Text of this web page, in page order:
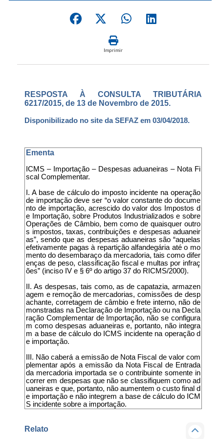
Imprimir
RESPOSTA À CONSULTA TRIBUTÁRIA
6217/2015, de 13 de Novembro de 2015.
Disponibilizado no site da SEFAZ em 03/04/2018.
Ementa
ICMS – Importação – Despesas aduaneiras – Nota Fi
scal Complementar.
I. A base de cálculo do imposto incidente na operação
de importação deve ser “o valor constante do docume
nto de importação, acrescido do valor dos Impostos d
e Importação, sobre Produtos Industrializados e sobre
Operações de Câmbio, bem como de quaisquer outro
s impostos, taxas, contribuições e despesas aduaneir
as”, sendo que as despesas aduaneiras são “aquelas
efetivamente pagas à repartição alfandegária até o mo
mento do desembaraço da mercadoria, tais como difer
enças de peso, classificação fiscal e multas por infraç
ões” (inciso IV e § 6º do artigo 37 do RICMS/2000).
II. As despesas, tais como, as de capatazia, armazen
agem e remoção de mercadorias, comissões de desp
achante, corretagem de câmbio e frete interno, não de
monstradas na Declaração de Importação ou na Decla
ração Complementar de Importação, não se configura
m como despesas aduaneiras e, portanto, não integra
m a base de cálculo do ICMS incidente na operação d
e importação.
III. Não caberá a emissão de Nota Fiscal de valor com
plementar após a emissão da Nota Fiscal de Entrada
da mercadoria importada se o contribuinte somente in
correr em despesas que não se classifiquem como ad
uaneiras e que, portanto, não aumentem o custo final d
e importação e não integrem a base de cálculo do ICM
S incidente sobre a importação.
Relato